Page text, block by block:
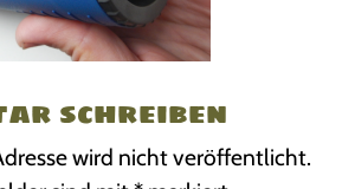
schreiben
wird nicht veröffentlicht.